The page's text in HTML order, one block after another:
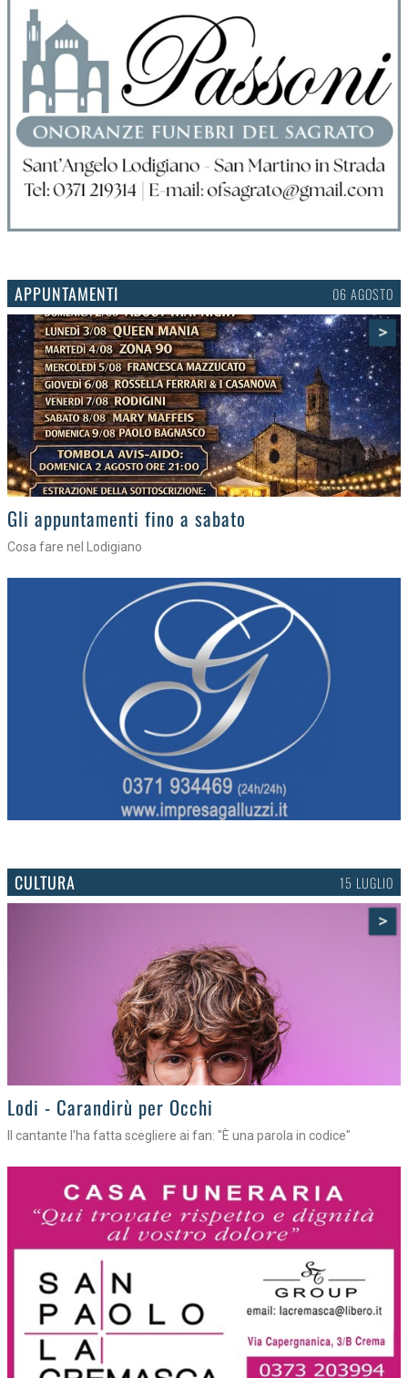
APPUNTAMENTI 03 AGOSTO
>
Gli eventi della settimana
Tra torte, cinema e musica live
CULTURA 15 LUGLIO
>
Lodi - Carandirù per Occhi
Il cantante l'ha fatta scegliere ai fan: "È una parola in codice"